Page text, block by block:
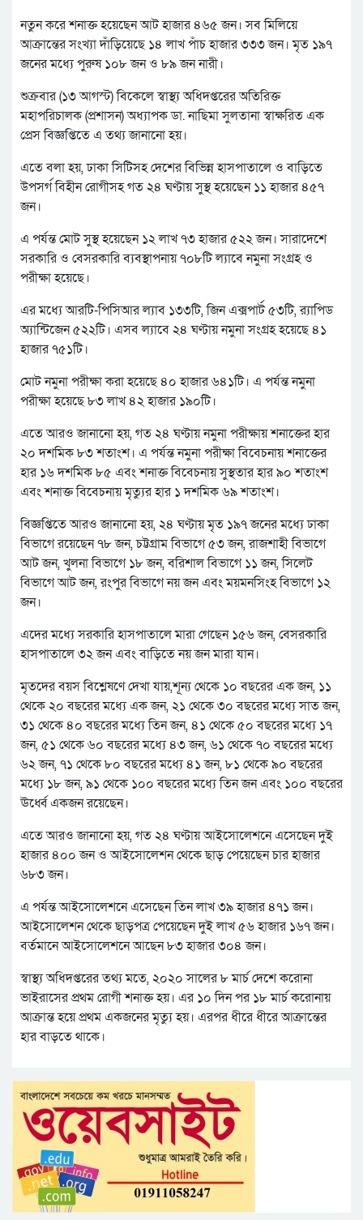
নতুন করে শনাক্ত হয়েছেন আট হাজার ৪৬৫ জন। সব মিলিয়ে
আক্রান্তের সংখ্যা দাঁড়িয়েছে ১৪ লাখ পাঁচ হাজার ৩৩৩ জন। মৃত ১৯৭
জনের মধ্যে পুরুষ ১০৮ জন ও ৮৯ জন নারী।
শুক্রবার (১৩ আগস্ট) বিকেলে স্বাস্থ্য অধিদপ্তরের অতিরিক্ত
মহাপরিচালক (প্রশাসন) অধ্যাপক ডা. নাছিমা সুলতানা স্বাক্ষরিত এক
প্রেস বিজ্ঞপ্তিতে এ তথ্য জানানো হয়।
এতে বলা হয়, ঢাকা সিটিসহ দেশের বিভিন্ন হাসপাতালে ও বাড়িতে
উপসর্গ বিহীন রোগীসহ গত ২৪ ঘণ্টায় সুস্থ হয়েছেন ১১ হাজার ৪৫৭
জন।
এ পর্যন্ত মোট সুস্থ হয়েছেন ১২ লাখ ৭৩ হাজার ৫২২ জন। সারাদেশে
সরকারি ও বেসরকারি ব্যবস্থাপনায় ৭০৮টি ল্যাবে নমুনা সংগ্রহ ও
পরীক্ষা হয়েছে।
এর মধ্যে আরটি-পিসিআর ল্যাব ১৩৩টি, জিন এক্সপার্ট ৫৩টি, র‌্যাপিড
অ্যান্টিজেন ৫২২টি। এসব ল্যাবে ২৪ ঘণ্টায় নমুনা সংগ্রহ হয়েছে ৪১
হাজার ৭৫১টি।
মোট নমুনা পরীক্ষা করা হয়েছে ৪০ হাজার ৬৪১টি। এ পর্যন্ত নমুনা
পরীক্ষা হয়েছে ৮৩ লাখ ৪২ হাজার ১৯০টি।
এতে আরও জানানো হয়, গত ২৪ ঘণ্টায় নমুনা পরীক্ষায় শনাক্তের হার
২০ দশমিক ৮৩ শতাংশ। এ পর্যন্ত নমুনা পরীক্ষা বিবেচনায় শনাক্তের
হার ১৬ দশমিক ৮৫ এবং শনাক্ত বিবেচনায় সুস্থতার হার ৯০ শতাংশ
এবং শনাক্ত বিবেচনায় মৃত্যুর হার ১ দশমিক ৬৯ শতাংশ।
বিজ্ঞপ্তিতে আরও জানানো হয়, ২৪ ঘণ্টায় মৃত ১৯৭ জনের মধ্যে ঢাকা
বিভাগে রয়েছেন ৭৮ জন, চট্টগ্রাম বিভাগে ৫৩ জন, রাজশাহী বিভাগে
আট জন, খুলনা বিভাগে ১৮ জন, বরিশাল বিভাগে ১১ জন, সিলেট
বিভাগে আট জন, রংপুর বিভাগে নয় জন এবং ময়মনসিংহ বিভাগে ১২
জন।
এদের মধ্যে সরকারি হাসপাতালে মারা গেছেন ১৫৬ জন, বেসরকারি
হাসপাতালে ৩২ জন এবং বাড়িতে নয় জন মারা যান।
মৃতদের বয়স বিশ্লেষণে দেখা যায়,শূন্য থেকে ১০ বছরের এক জন, ১১
থেকে ২০ বছরের মধ্যে এক জন, ২১ থেকে ৩০ বছরের মধ্যে সাত জন,
৩১ থেকে ৪০ বছরের মধ্যে তিন জন, ৪১ থেকে ৫০ বছরের মধ্যে ১৭
জন, ৫১ থেকে ৬০ বছরের মধ্যে ৪৩ জন, ৬১ থেকে ৭০ বছরের মধ্যে
৬২ জন, ৭১ থেকে ৮০ বছরের মধ্যে ৪১ জন, ৮১ থেকে ৯০ বছরের
মধ্যে ১৮ জন, ৯১ থেকে ১০০ বছরের মধ্যে তিন জন এবং ১০০ বছরের
ঊর্ধ্বে একজন রয়েছেন।
এতে আরও জানানো হয়, গত ২৪ ঘণ্টায় আইসোলেশনে এসেছেন দুই
হাজার ৪০০ জন ও আইসোলেশন থেকে ছাড় পেয়েছেন চার হাজার
৬৮৩ জন।
এ পর্যন্ত আইসোলেশনে এসেছেন তিন লাখ ৩৯ হাজার ৪৭১ জন।
আইসোলেশন থেকে ছাড়পত্র পেয়েছেন দুই লাখ ৫৬ হাজার ১৬৭ জন।
বর্তমানে আইসোলেশনে আছেন ৮৩ হাজার ৩০৪ জন।
স্বাস্থ্য অধিদপ্তরের তথ্য মতে, ২০২০ সালের ৮ মার্চ দেশে করোনা
ভাইরাসের প্রথম রোগী শনাক্ত হয়। এর ১০ দিন পর ১৮ মার্চ করোনায়
আক্রান্ত হয়ে প্রথম একজনের মৃত্যু হয়। এরপর ধীরে ধীরে আক্রান্তের
হার বাড়তে থাকে।